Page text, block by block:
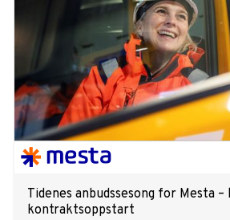
Tidenes anbudssesong for Mesta
kontraktsoppstart